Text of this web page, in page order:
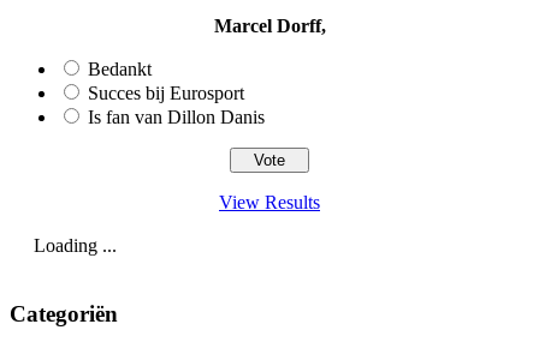
Marcel Dorff,
Bedankt
Succes bij Eurosport
Is fan van Dillon Danis
View Results
Loading ...
Categoriën